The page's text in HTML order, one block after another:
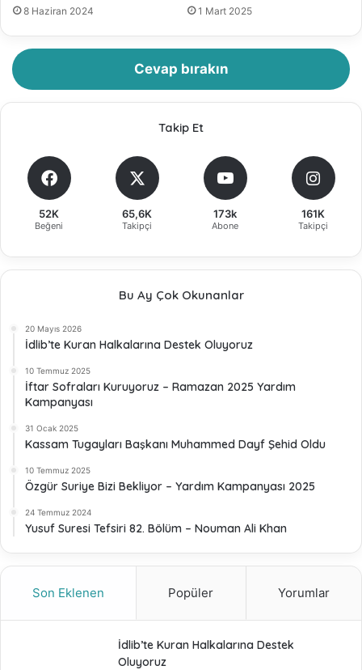
8 Haziran 2024 1 Mart 2025
Cevap bırakın
Takip Et
52K
Beğeni
65,6K
Takipçi
173k
Abone
161K
Takipçi
Bu Ay Çok Okunanlar
20 Mayıs 2026
İdlib’te Kuran Halkalarına Destek Oluyoruz
10 Temmuz 2025
İftar Sofraları Kuruyoruz – Ramazan 2025 Yardım
Kampanyası
31 Ocak 2025
Kassam Tugayları Başkanı Muhammed Dayf Şehid Oldu
10 Temmuz 2025
Özgür Suriye Bizi Bekliyor – Yardım Kampanyası 2025
24 Temmuz 2024
Yusuf Suresi Tefsiri 82. Bölüm – Nouman Ali Khan
Son Eklenen Popüler Yorumlar
İdlib’te Kuran Halkalarına Destek
Oluyoruz